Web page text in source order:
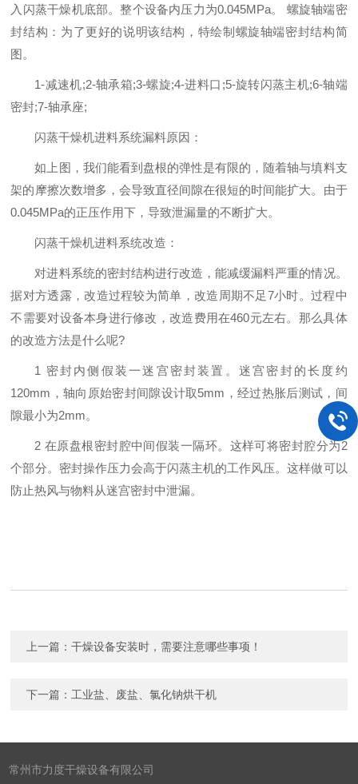
入闪蒸干燥机底部。整个设备内压力为0.045MPa。 螺旋轴端密
封结构：为了更好的说明该结构，特绘制螺旋轴端密封结构简
图。
1-减速机;2-轴承箱;3-螺旋;4-进料口;5-旋转闪蒸主机;6-轴端
密封;7-轴承座;
闪蒸干燥机进料系统漏料原因：
如上图，我们能看到盘根的弹性是有限的，随着轴与填料支
架的摩擦次数增多，会导致直径间隙在很短的时间能扩大。由于
0.045MPa的正压作用下，导致泄漏量的不断扩大。
闪蒸干燥机进料系统改造：
对进料系统的密封结构进行改造，能减缓漏料严重的情况。
据对方透露，改造过程较为简单，改造周期不足7小时。过程中
不需要对设备本身进行修改，改造费用在460元左右。那么具体
的改造方法是什么呢?
1 密封内侧假装一迷宫密封装置。迷宫密封的长度约
120mm，轴向原始密封间隙设计取5mm，经过热胀后测试，间
隙最小为2mm。
2 在原盘根密封腔中间假装一隔环。这样可将密封腔分为2
个部分。密封操作压力会高于闪蒸主机的工作风压。这样做可以
防止热风与物料从迷宫密封中泄漏。
上一篇：干燥设备安装时，需要注意哪些事项！
下一篇： 工业盐、废盐、氯化钠烘干机
常州市力度干燥设备有限公司